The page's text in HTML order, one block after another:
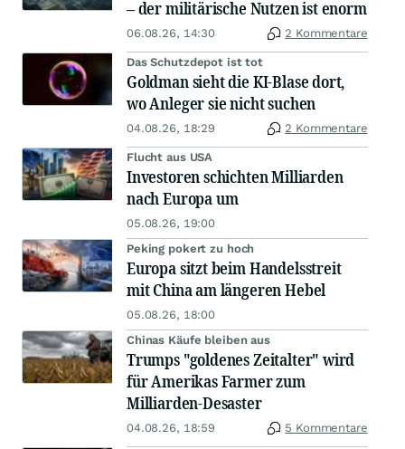
– der militärische Nutzen ist enorm
06.08.26, 14:30 2 Kommentare
Das Schutzdepot ist tot
Goldman sieht die KI-Blase dort,
wo Anleger sie nicht suchen
04.08.26, 18:29 2 Kommentare
Flucht aus USA
Investoren schichten Milliarden
nach Europa um
05.08.26, 19:00
Peking pokert zu hoch
Europa sitzt beim Handelsstreit
mit China am längeren Hebel
05.08.26, 18:00
Chinas Käufe bleiben aus
Trumps "goldenes Zeitalter" wird
für Amerikas Farmer zum
Milliarden-Desaster
04.08.26, 18:59 5 Kommentare